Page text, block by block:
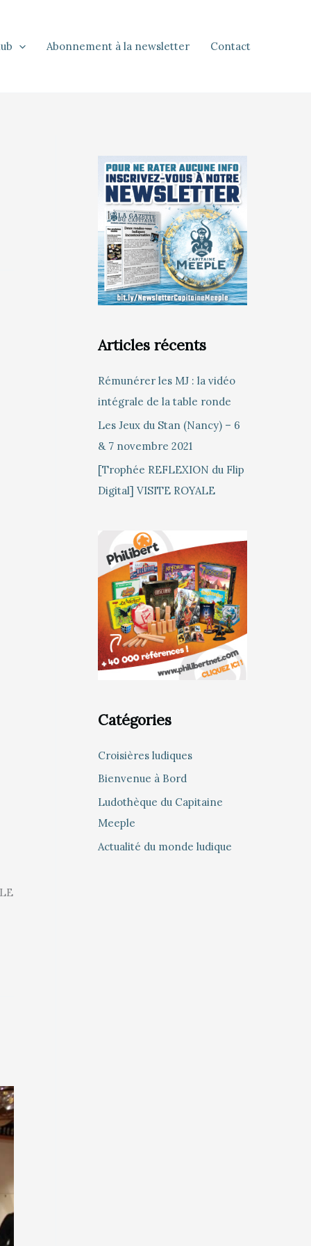
Abonnement à la newsletter Contact
Articles récents
Rémunérer les MJ : la vidéo
intégrale de la table ronde
Les Jeux du Stan (Nancy) – 6
& 7 novembre 2021
[Trophée REFLEXION du Flip
Digital] VISITE ROYALE
Catégories
Croisières ludiques
Bienvenue à Bord
Ludothèque du Capitaine
Meeple
Actualité du monde ludique